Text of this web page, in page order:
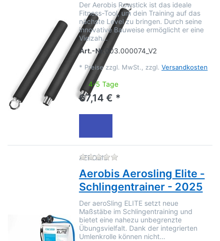
Der Aerobis Rowstick ist das ideale
Fitness-Tool, um dein Training auf das
nächste Level zu bringen. Durch seine
innovative Bauweise ermöglicht er eine
Vielzah…
Art.-Nr. 003.000074_V2
* Preise zzgl. MwSt., zzgl. Versandkosten
4-5 Tage
67,14 € *
AEROBIS Zu diesem Produkt liegen
Aerobis Aerosling Elite -
Schlingentrainer - 2025
Der aeroSling ELITE setzt neue
Maßstäbe im Schlingentraining und
bietet eine nahezu unbegrenzte
Übungsvielfalt. Dank der integrierten
Umlenkrolle können nicht…